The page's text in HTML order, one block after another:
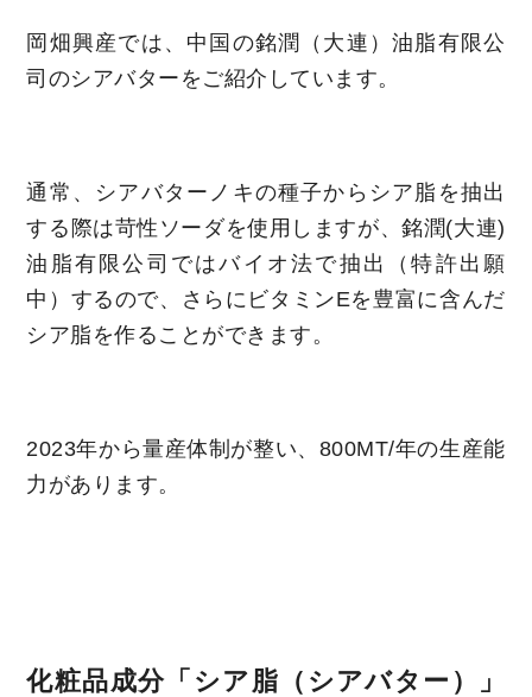
岡畑興産では、中国の銘潤（大連）油脂有限公
司のシアバターをご紹介しています。
通常、シアバターノキの種子からシア脂を抽出
する際は苛性ソーダを使用しますが、銘潤(大連)
油脂有限公司ではバイオ法で抽出（特許出願
中）するので、さらにビタミンEを豊富に含んだ
シア脂を作ることができます。
2023年から量産体制が整い、800MT/年の生産能
力があります。
化粧品成分「シア脂（シアバター）」